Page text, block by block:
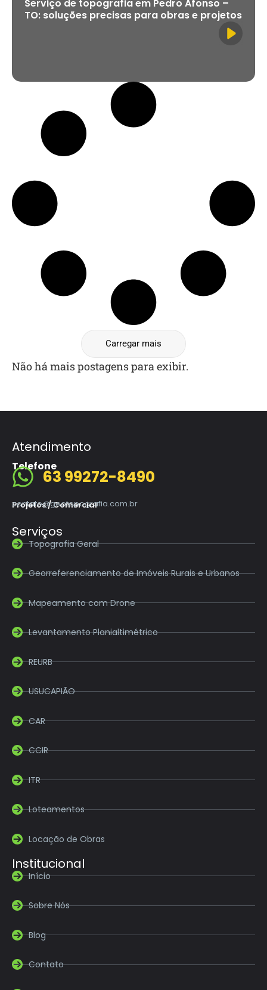
Serviço de topografia em Pedro Afonso –
TO: soluções precisas para obras e projetos
Carregar mais
Não há mais postagens para exibir.
Atendimento
Telefone
63 99272-8490
Projetos / Comercial
contato@geotopografia.com.br
Serviços
Topografia Geral
Georreferenciamento de Imóveis Rurais e Urbanos
Mapeamento com Drone
Levantamento Planialtimétrico
REURB
USUCAPIÃO
CAR
CCIR
ITR
Loteamentos
Locação de Obras
Institucional
Início
Sobre Nós
Blog
Contato